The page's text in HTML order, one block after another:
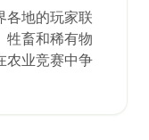
各地的玩家联
牲畜和稀有物
农业竞赛中争